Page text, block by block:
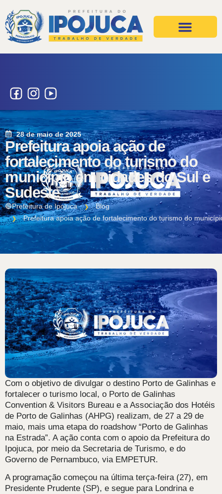
28 de maio de 2025
Prefeitura apoia ação de
fortalecimento do turismo do
município em cidades do Sul e
Sudeste
🔵Prefeitura de Ipojuca
Blog
Prefeitura apoia ação de fortalecimento do turismo do
Com o objetivo de divulgar o destino Porto de Galinhas e
fortalecer o turismo local, o Porto de Galinhas
Convention & Visitors Bureau e a Associação dos Hotéis
de Porto de Galinhas (AHPG) realizam, de 27 a 29 de
maio, mais uma etapa do roadshow “Porto de Galinhas
na Estrada”. A ação conta com o apoio da Prefeitura do
Ipojuca, por meio da Secretaria de Turismo, e do
Governo de Pernambuco, via EMPETUR.
A programação começou na última terça-feira (27), em
Presidente Prudente (SP), e segue para Londrina e